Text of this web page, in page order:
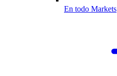
En todo Markets